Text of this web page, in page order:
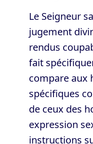
Le Seigneur
jugement
rendus
fait
compare aux
spécifiques
de ceux des
expression
instructions